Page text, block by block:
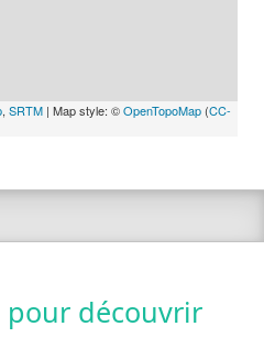
, SRTM | Map style: ©OpenTopoMap (CC-
pour découvrir